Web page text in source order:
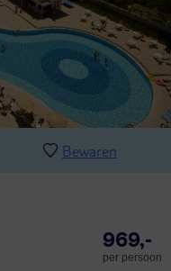
Bewaren
969,-
per persoon